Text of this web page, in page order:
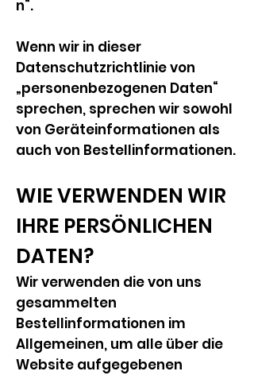
n“.
Wenn wir in dieser
Datenschutzrichtlinie von
„personenbezogenen Daten“
sprechen, sprechen wir sowohl
von Geräteinformationen als
auch von Bestellinformationen.
WIE VERWENDEN WIR
IHRE PERSÖNLICHEN
DATEN?
Wir verwenden die von uns
gesammelten
Bestellinformationen im
Allgemeinen, um alle über die
Website aufgegebenen